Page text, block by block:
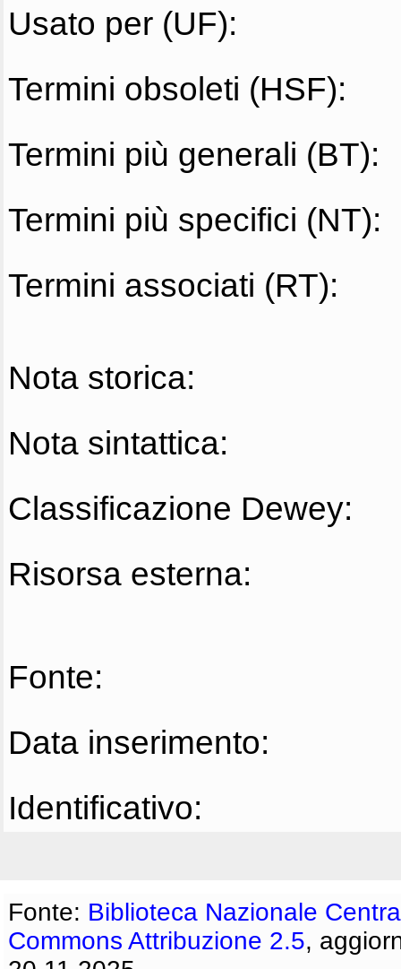
Usato per (UF):
Termini obsoleti (HSF):
Termini più generali (BT):
Termini più specifici (NT):
Termini associati (RT):
Nota storica:
Nota sintattica:
Classificazione Dewey:
Risorsa esterna:
Fonte:
Data inserimento:
Identificativo:
Fonte: Biblioteca Nazionale
Commons Attribuzione 2.5,